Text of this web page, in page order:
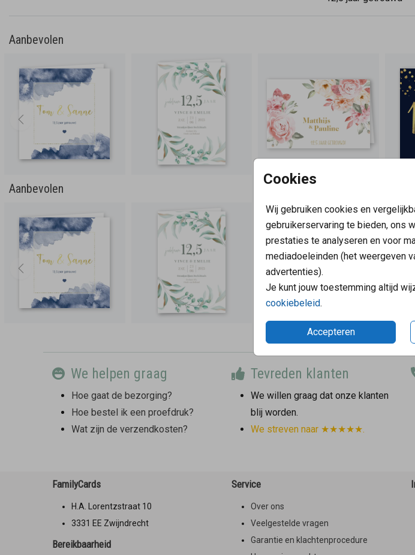
Cookies
Wij gebruiken cookies en
gebruikerservaring te bieden, ons
prestaties te analyseren en voor
mediadoeleinden (het weergeven
advertenties).
Je kunt jouw toestemming altijd
cookiebeleid.
Accepteren
Aanbevolen
Aanbevolen
We helpen graag
Hoe gaat de bezorging?
Hoe bestel ik een proefdruk?
Wat zijn de verzendkosten?
Tevreden klanten
We willen graag dat onze klanten
blij worden.
We streven naar ★★★★★.
FamilyCards
H.A. Lorentzstraat 10
3331 EE Zwijndrecht
Bereikbaarheid
Service
Over ons
Veelgestelde vragen
Garantie en klachtenprocedure